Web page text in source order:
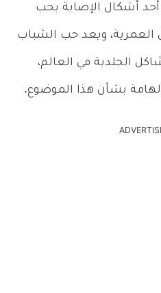
أشكال الإصابة بحب
العمرية، ويعد حب الشباب
الجلدية في العالم،
بشأن هذا الموضوع.